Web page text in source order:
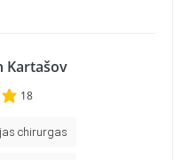
Kartašov
18
chirurgas